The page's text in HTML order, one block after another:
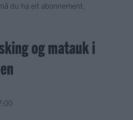
du ha eit abonnement.
og matauk i